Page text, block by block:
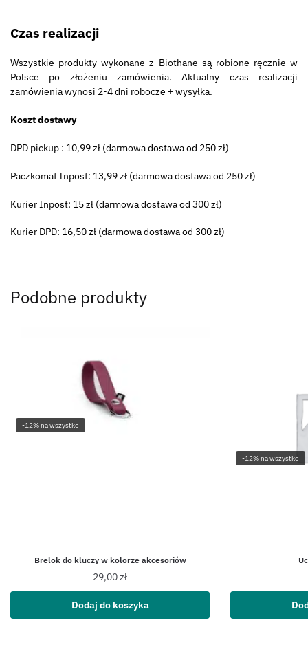
Czas realizacji
Wszystkie produkty wykonane z Biothane są robione ręcznie w
Polsce po złożeniu zamówienia. Aktualny czas realizacji
zamówienia wynosi 2-4 dni robocze + wysyłka.
Koszt dostawy
DPD pickup : 10,99 zł (darmowa dostawa od 250 zł)
Paczkomat Inpost: 13,99 zł (darmowa dostawa od 250 zł)
Kurier Inpost: 15 zł (darmowa dostawa od 300 zł)
Kurier DPD: 16,50 zł (darmowa dostawa od 300 zł)
Podobne produkty
-12% na wszystko
Brelok do kluczy w kolorze akcesoriów
29,00zł
Dodaj do koszyka
-12% na wszystko